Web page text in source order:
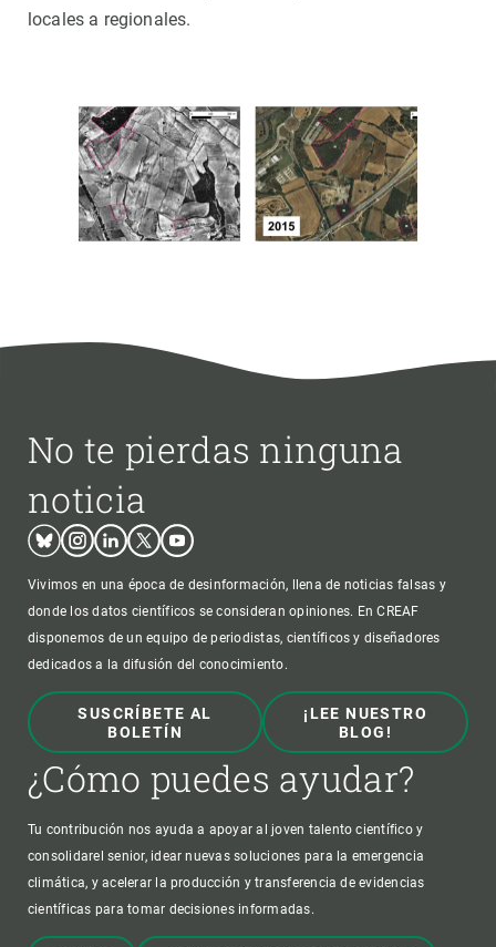
locales a regionales.
No te pierdas ninguna
noticia
BlueskyInstagram
LinkedinTwitterYoutube
Vivimos en una época de desinformación, llena de noticias falsas y
donde los datos científicos se consideran opiniones. En CREAF
disponemos de un equipo de periodistas, científicos y diseñadores
dedicados a la difusión del conocimiento.
SUSCRÍBETE AL
BOLETÍN
¡LEE NUESTRO
BLOG!
¿Cómo puedes ayudar?
Tu contribución nos ayuda a apoyar al joven talento científico y
consolidarel senior, idear nuevas soluciones para la emergencia
climática, y acelerar la producción y transferencia de evidencias
científicas para tomar decisiones informadas.